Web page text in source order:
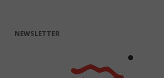
NEWSLETTER